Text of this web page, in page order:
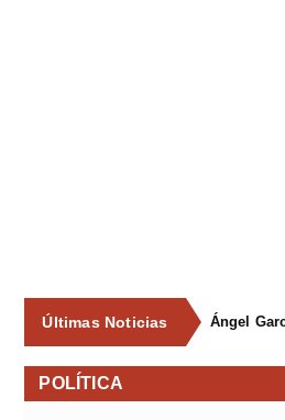
Últimas Noticias
POLÍTICA